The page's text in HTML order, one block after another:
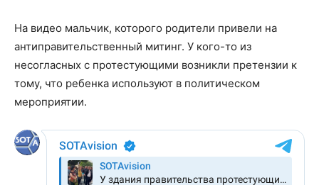
На видео мальчик, которого родители привели на
антиправительственный митинг. У кого-то из
несогласных с протестующими возникли претензии к
тому, что ребенка используют в политическом
мероприятии.